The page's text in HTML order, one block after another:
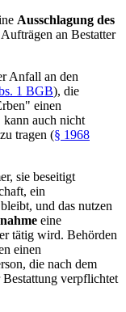
Ausschlagung des
an Bestatter
Anfall an den
1 BGB), die
einen
auch nicht
tragen (§ 1968
sie beseitigt
ein
und das nutzen
eine
tätig wird. Behörden
einen
die nach dem
verpflichtet